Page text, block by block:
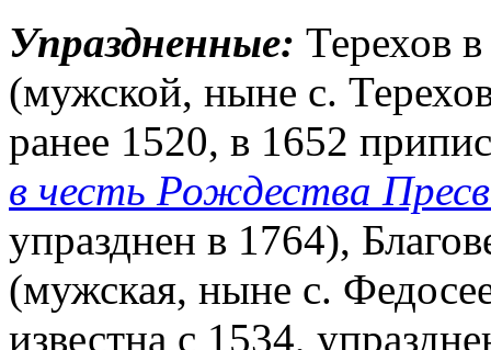
Упраздненные: Терехов
(мужской, ныне с.
ранее 1520, в 1652
в честь Рождества
упразднен в 1764),
(мужская, ныне с.
известна с 1534,